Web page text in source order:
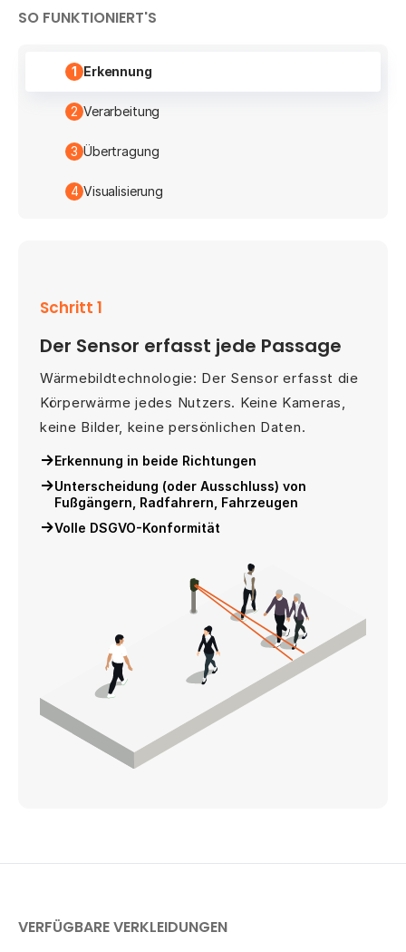
SO FUNKTIONIERT'S
1 Erkennung
2 Verarbeitung
3 Übertragung
4 Visualisierung
Schritt 1
Der Sensor erfasst jede Passage
Wärmebildtechnologie: Der Sensor erfasst die
Körperwärme jedes Nutzers. Keine Kameras,
keine Bilder, keine persönlichen Daten.
Erkennung in beide Richtungen
Unterscheidung (oder Ausschluss) von
Fußgängern, Radfahrern, Fahrzeugen
Volle DSGVO-Konformität
VERFÜGBARE VERKLEIDUNGEN